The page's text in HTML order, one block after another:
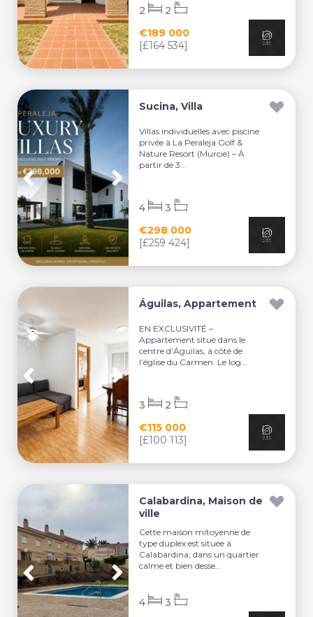
€189 000
[£164 534]
2 2
Sucina, Villa
Villas individuelles avec piscine
privée à La Peraleja Golf &
Nature Resort (Murcie) – À
partir de 3...
€298 000
[£259 424]
4 3
Águilas, Appartement
EN EXCLUSIVITÉ –
Appartement situé dans le
centre d’Águilas, à côté de
l’église du Carmen. Le log...
€115 000
[£100 113]
3 2
Calabardina, Maison de
ville
Cette maison mitoyenne de
type duplex est située à
Calabardina, dans un quartier
calme et bien desse...
4 3